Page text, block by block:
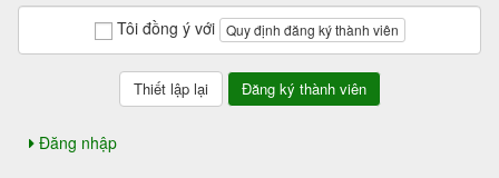
Tôi đồng ý với Quy định đăng ký thành viên
Đăng nhập